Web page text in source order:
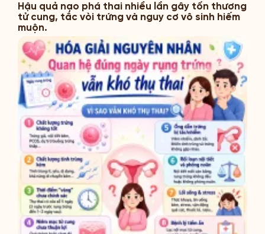
Hậu quả nạo phá thai nhiều lần gây tổn thương
tử cung, tắc vòi trứng và nguy cơ vô sinh hiếm
muộn.